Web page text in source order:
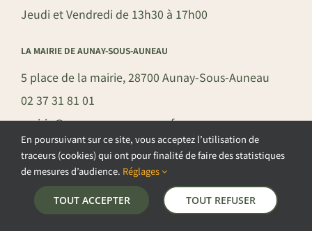
Jeudi et Vendredi de 13h30 à 17h00
LA MAIRIE DE AUNAY-SOUS-AUNEAU
5 place de la mairie, 28700 Aunay-Sous-Auneau
02 37 31 81 01
mairie@aunay-sous-auneau.fr
©COPYRIGHT 2026 – COMMUNE DE AUNAY-SOUS-AUNEAU –
POLITIQUE DE CONFIDENTIALITÉ
GESTION DES COOKIES
–
En poursuivant sur ce site, vous acceptez l’utilisation de
traceurs (cookies) qui ont pour finalité de faire des statistiques
de mesures d’audience. Réglages
TOUT ACCEPTER TOUT REFUSER